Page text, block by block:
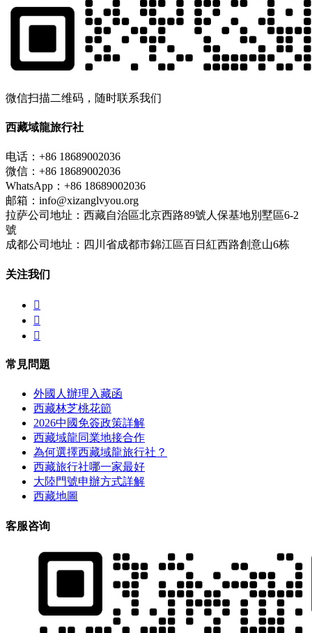
微信扫描二维码，随时联系我们
西藏域龍旅行社
电话：+86 18689002036
微信：+86 18689002036
WhatsApp：+86 18689002036
邮箱：info@xizanglvyou.org
拉萨公司地址：西藏自治區北京西路89號人保基地別墅區6-2
號
成都公司地址：四川省成都市錦江區百日紅西路創意山6栋
关注我们



常見問題
外國人辦理入藏函
西藏林芝桃花節
2026中國免簽政策詳解
西藏域龍同業地接合作
為何選擇西藏域龍旅行社？
西藏旅行社哪一家最好
大陸門號申辦方式詳解
西藏地圖
客服咨询